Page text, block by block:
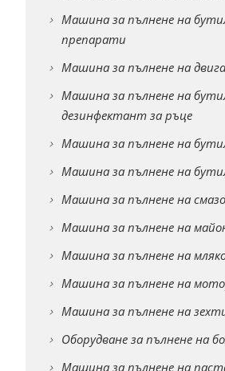
Машина за пълнене на
препарати
Машина за пълнене на
Машина за пълнене на
дезинфектант за ръце
Машина за пълнене на
Машина за пълнене на
Машина за пълнене на
Машина за пълнене на
Машина за пълнене на
Машина за пълнене на
Машина за пълнене на
Оборудване за пълнене на
Машина за пълнене на